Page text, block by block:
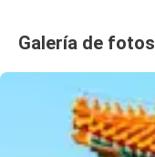
Galería de fotos